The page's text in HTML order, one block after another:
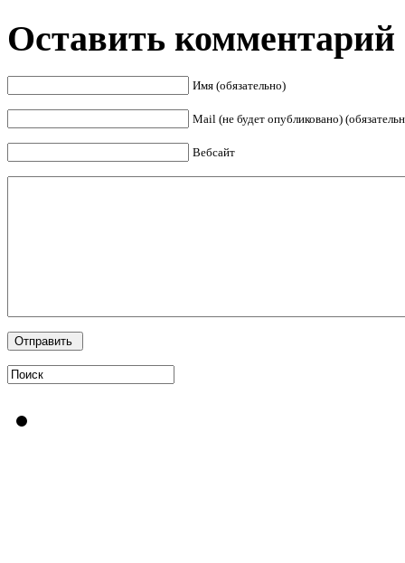
Оставить комментарий
Имя (обязательно)
Mail (не будет опубликовано)
Вебсайт